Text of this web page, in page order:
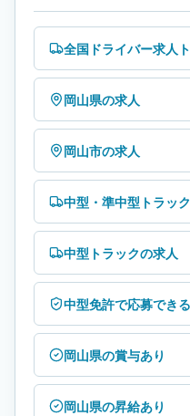
全国ドライバー求人
岡山県の求人
岡山市の求人
中型・準中型トラッ
中型トラックの求人
中型免許で応募でき
岡山県の賞与あり
岡山県の昇給あり